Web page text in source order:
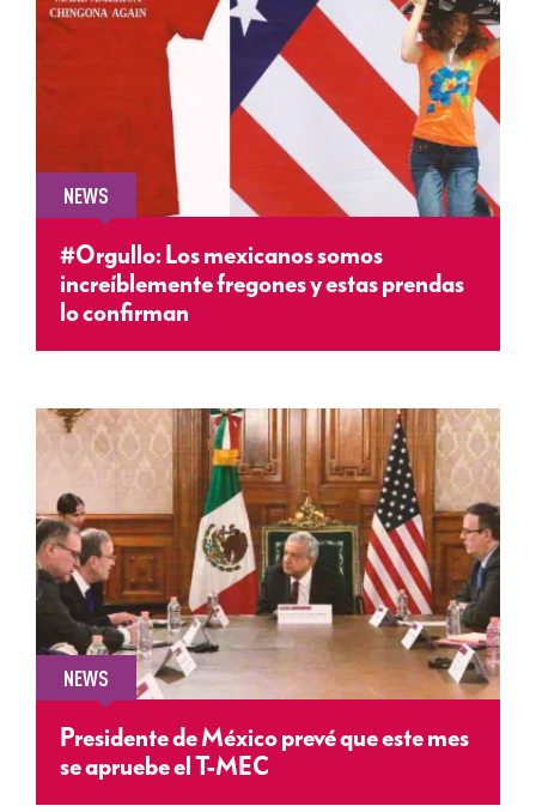
NEWS
#Orgullo: Los mexicanos somos
increíblemente fregones y estas prendas
lo confirman
NEWS
Presidente de México prevé que este mes
se apruebe el T-MEC